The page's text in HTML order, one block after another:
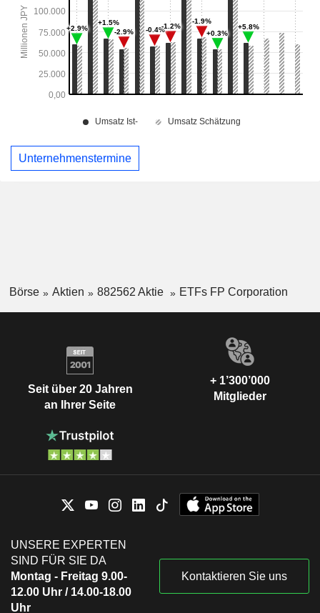
Unternehmenstermine
Börse Aktien 882562 Aktie ETFs FP Corporation
Seit über 20 Jahren
an Ihrer Seite
+ 1’300’000
Mitglieder
UNSERE EXPERTEN
SIND FÜR SIE DA
Montag - Freitag 9.00-
12.00 Uhr / 14.00-18.00
Uhr
Kontaktieren Sie uns